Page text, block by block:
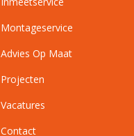
Montageservice
Advies Op Maat
Projecten
Vacatures
Contact